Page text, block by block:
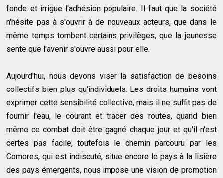
fonde et irrigue l'adhésion populaire. Il faut que la société
n'hésite pas à s'ouvrir à de nouveaux acteurs, que dans le
même temps tombent certains privilèges, que la jeunesse
sente que l'avenir s'ouvre aussi pour elle.
Aujourd'hui, nous devons viser la satisfaction de besoins
collectifs bien plus qu’individuels. Les droits humains vont
exprimer cette sensibilité collective, mais il ne suffit pas de
fournir l'eau, le courant et tracer des routes, quand bien
même ce combat doit être gagné chaque jour et qu'il n'est
certes pas facile, toutefois le chemin parcouru par les
Comores, qui est indiscuté, situe encore le pays à la lisière
des pays émergents, nous impose une vision de promotion